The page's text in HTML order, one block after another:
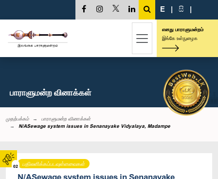
02
E | සි |
எனது பாராளுமன்றம்
இங்கே உள்நுழைக
பாராளுமன்ற வினாக்கள்
முதற்பக்கம்
பாராளுமன்ற வினாக்கள்
N/ASewage system issues in Senanayake Vidyalaya, Madampe
பதிலளிக்கப்படவுள்ளவைகள்
N/ASewage system issues in Senanayake